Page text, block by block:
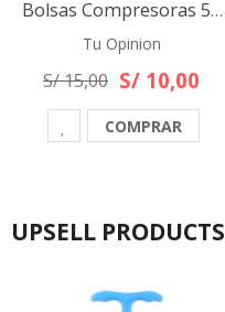
Bolsas Compresoras 50x 60 Cm , 60 x 80 o 70 x 110 cm - Ahorra Espacio Para Maletas
Tu Opinion
S/ 10,00
S/ 15,00
COMPRAR
UPSELL PRODUCTS